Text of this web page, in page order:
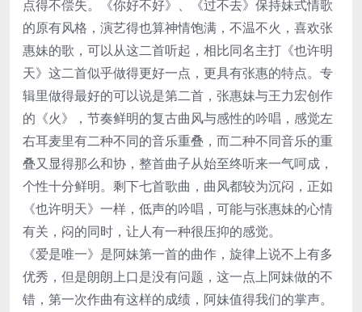
点得不偿失。《你好不好》、《过不去》保持妹式情歌
的原有风格，演艺得也算神情饱满，不温不火，喜欢张
惠妹的歌，可以从这二首听起，相比同名主打《也许明
天》这二首似乎做得更好一点，更具有张惠的特点。专
辑里做得最好的可以说是第二首，张惠妹与王力宏创作
的《火》，节奏鲜明的复古曲风与感性的吟唱，感觉左
右耳麦里有二种不同的音乐重叠，而二种不同音乐的重
叠又显得那么和协，整首曲子从始至终听来一气呵成，
个性十分鲜明。剩下七首歌曲，曲风都较为沉闷，正如
《也许明天》一样，低声的吟唱，可能与张惠妹的心情
有关，闷的同时，让人有一种很压抑的感觉。
《爱是唯一》是阿妹第一首的曲作，旋律上说不上有多
优秀，但是朗朗上口是没有问题，这一点上阿妹做的不
错，第一次作曲有这样的成绩，阿妹值得我们的掌声。